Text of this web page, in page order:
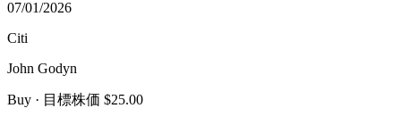
07/01/2026
Citi
John Godyn
Buy · 目標株価 $25.00